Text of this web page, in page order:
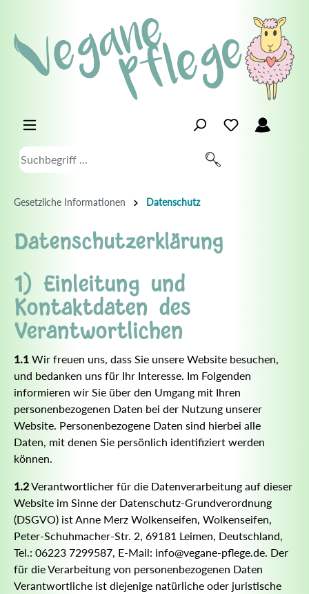
Gesetzliche Informationen Datenschutz
Datenschutzerklärung
1) Einleitung und
Kontaktdaten des
Verantwortlichen
1.1 Wir freuen uns, dass Sie unsere Website besuchen,
und bedanken uns für Ihr Interesse. Im Folgenden
informieren wir Sie über den Umgang mit Ihren
personenbezogenen Daten bei der Nutzung unserer
Website. Personenbezogene Daten sind hierbei alle
Daten, mit denen Sie persönlich identifiziert werden
können.
1.2Verantwortlicher für die Datenverarbeitung auf dieser
Website im Sinne der Datenschutz-Grundverordnung
(DSGVO) ist Anne Merz Wolkenseifen, Wolkenseifen,
Peter-Schuhmacher-Str. 2, 69181 Leimen, Deutschland,
Tel.: 06223 7299587, E-Mail: info@vegane-pflege.de. Der
für die Verarbeitung von personenbezogenen Daten
Verantwortliche ist diejenige natürliche oder juristische